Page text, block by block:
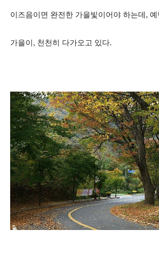
이즈음이면 완전한 가을빛이어야 하는데,
가을이, 천천히 다가오고 있다.